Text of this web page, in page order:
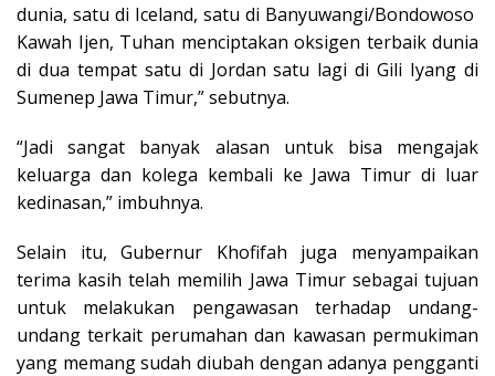
dunia, satu di Iceland, satu di Banyuwangi/Bondowoso
Kawah Ijen, Tuhan menciptakan oksigen terbaik dunia
di dua tempat satu di Jordan satu lagi di Gili Iyang di
Sumenep Jawa Timur,” sebutnya.
“Jadi sangat banyak alasan untuk bisa mengajak
keluarga dan kolega kembali ke Jawa Timur di luar
kedinasan,” imbuhnya.
Selain itu, Gubernur Khofifah juga menyampaikan
terima kasih telah memilih Jawa Timur sebagai tujuan
untuk melakukan pengawasan terhadap undang-
undang terkait perumahan dan kawasan permukiman
yang memang sudah diubah dengan adanya pengganti